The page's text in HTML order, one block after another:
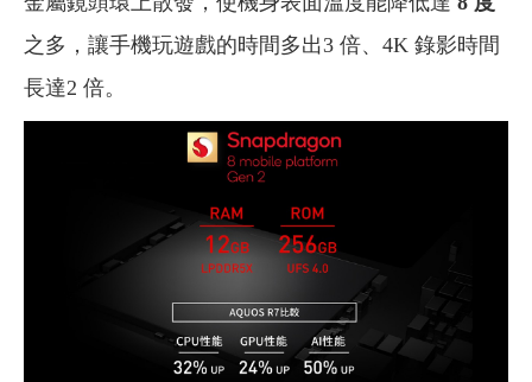
之多，讓手機玩遊戲的時間多出3 倍、4K 錄影時間
長達2 倍。